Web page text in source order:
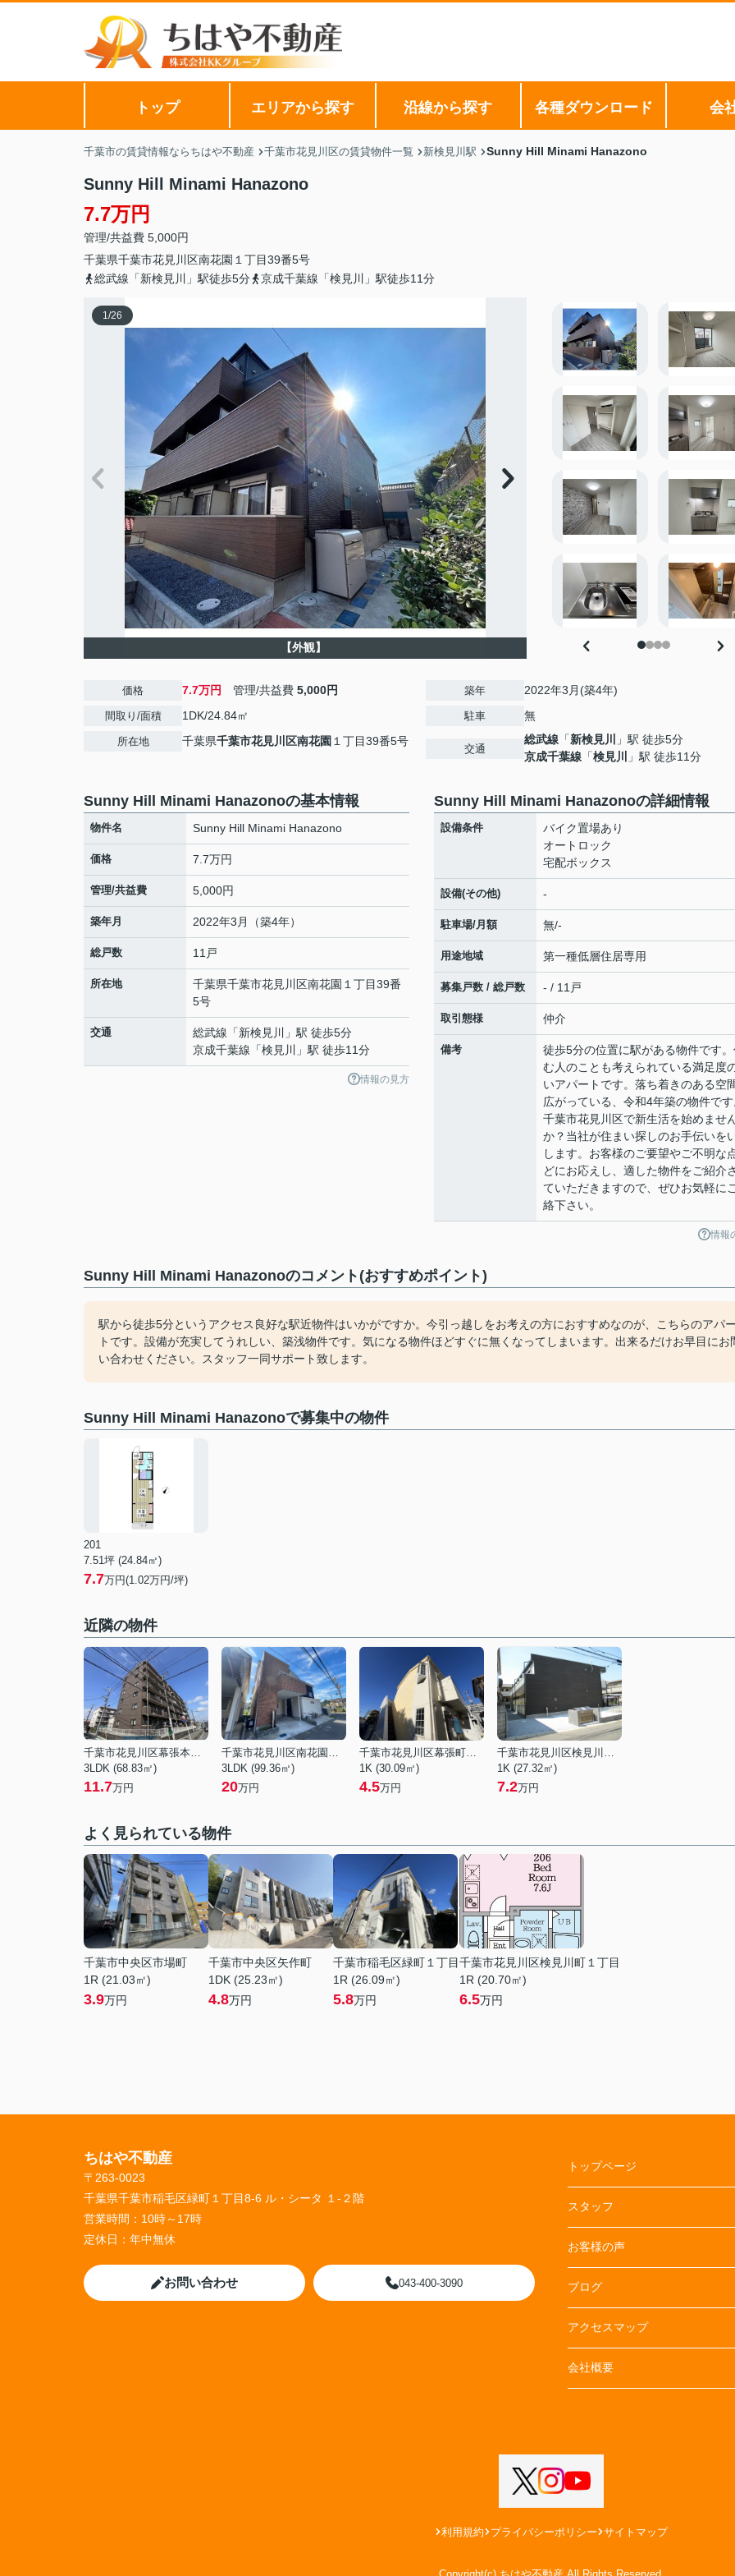
トップ エリアから探す 沿線から探す 各種ダウンロード 会
千葉市の賃貸情報ならちはや不動産 千葉市花見川区の賃貸物件一覧 新検見川駅 Sunny Hill Minami Hanazono
Sunny Hill Minami Hanazono
7.7万円
管理/共益費 5,000円
千葉県千葉市花見川区南花園 １丁目39番5号
総武線「新検見川」駅徒歩5分
京成千葉線「検見川」駅徒歩11分
1/26
【外観】
価格 7.7万円 管理/共益費 5,000円
間取り/面積 1DK/24.84㎡
所在地 千葉県千葉市花見川区南花園 １丁目39番5号
築年 2022年3月(築4年)
駐車 無
交通
総武線 「新検見川
」駅 徒歩5分
京成千葉線 「検見川 」駅 徒歩11分
Sunny Hill Minami Hanazonoの基本情報
物件名 Sunny Hill Minami Hanazono
価格 7.7万円
管理/共益費 5,000円
築年月 2022年3月（築4年）
総戸数 11戸
所在地 千葉県千葉市花見川区南花園 １丁目39番
5号
交通 総武線 「新検見川
」駅 徒歩5分
京成千葉線 「検見川 」駅 徒歩11分
情報の見方
Sunny Hill Minami Hanazonoの詳細情報
設備条件
バイク置場あり
オートロック
宅配ボックス
設備(その他) -
駐車場/月額 無/-
用途地域 第一種低層住居専用
募集戸数 / 総戸数 - / 11戸
取引態様 仲介
備考
徒歩5分の位置に駅がある物件です。
む人のことも考えられている満足度
いアパートです。落ち着きのある空
広がっている、令和4年築の物件です
千葉市花見川区で新生活を始めませ
か？当社が住まい探しのお手伝いを
します。お客様のご要望やご不明な
どにお応えし、適した物件をご紹介
ていただきますので、ぜひお気軽に
絡下さい。
情報
Sunny Hill Minami Hanazonoのコメント(おすすめポイント)
駅から徒歩5分というアクセス良好な駅近物件はいかがですか。今引っ越しをお考えの方におすすめなのが、こちらのアパー
トです。設備が充実してうれしい、築浅物件です。気になる物件ほどすぐに無くなってしまいます。出来るだけお早目にお
い合わせください。スタッフ一同サポート致します。
Sunny Hill Minami Hanazonoで募集中の物件
201
7.51坪 (24.84㎡)
7.7万円(1.02万円/坪)
近隣の物件
千葉市花見川区幕張本郷３丁目
3LDK (68.83㎡)
11.7万円
千葉市花見川区南花園２丁目
3LDK (99.36㎡)
20万円
千葉市花見川区幕張町１丁目
1K (30.09㎡)
4.5万円
千葉市花見川区検見川町３丁目
1K (27.32㎡)
7.2万円
よく見られている物件
千葉市中央区市場町
1R (21.03㎡)
3.9万円
千葉市中央区矢作町
1DK (25.23㎡)
4.8万円
千葉市稲毛区緑町１丁目
1R (26.09㎡)
5.8万円
千葉市花見川区検見川町１丁目
1R (20.70㎡)
6.5万円
ちはや不動産
〒263-0023
千葉県千葉市稲毛区緑町１丁目8-6 ル・シータ １-２階
営業時間： 10時～17時
定休日： 年中無休
お問い合わせ 043-400-3090
トップページ
スタッフ
お客様の声
ブログ
アクセスマップ
会社概要
利用規約 プライバシーポリシー サイトマップ